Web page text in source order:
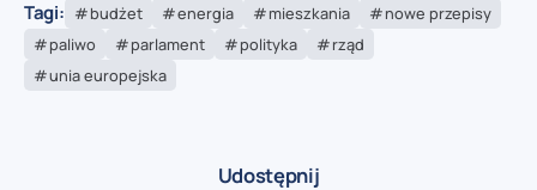
Tagi: budżet energia mieszkania
nowe przepisy
paliwo
parlament polityka
rząd
unia europejska
Udostępnij